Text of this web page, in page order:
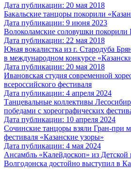
Дата публикации: 20 мая 2018
Бакальские танцоры покорили
Дата публикации: 9 июня 2023
Волоколамские соловушки покорили
Дата публикации: 22 мая 2018
Юная вокалистка из г. Стародуба
в международном конкурсе
Дата публикации: 20 мая 2018
Ивановская студия современной
всероссийского фестиваля
Дата публикации: 4 апреля 2024
Танцевальные коллективы
победами с хореографических
Дата публикации: 10 апреля 2024
Сочинские танцоры взяли Гран-при
фестиваля «Казанские узоры»
Дата публикации: 4 мая 2024
Ансамбль «Калейдоскоп» из Детской
Волгодонска достойно выступил в